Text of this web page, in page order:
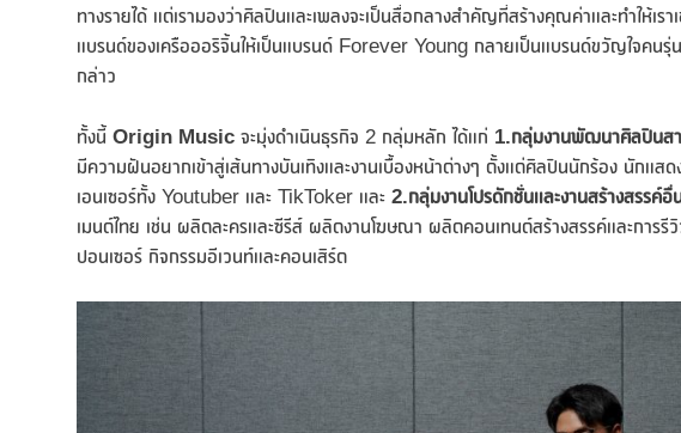
ทางรายได้ แต่เรามองว่าศิลปินและเพลงจะเป็นสื่อกลางสำคัญที่สร้างคุณค่าและทำให้
แบรนด์ของเครือออริจิ้นให้เป็นแบรนด์ Forever Young กลายเป็นแบรนด์ขวัญใจคนรุ่
กล่าว
ทั้งนี้ Origin Music จะมุ่งดำเนินธุรกิจ 2 กลุ่มหลัก ได้แก่ 1.กลุ่มงานพัฒนาศิลปินสา
มีความฝันอยากเข้าสู่เส้นทางบันเทิงและงานเบื้องหน้าต่างๆ ตั้งแต่ศิลปินนักร้อง นั
เอนเซอร์ทั้ง Youtuber และ TikToker และ 2.กลุ่มงานโปรดักชั่นและงานสร้างสรรค์อื่
เมนต์ไทย เช่น ผลิตละครและซีรีส์ ผลิตงานโฆษณา ผลิตคอนเทนต์สร้างสรรค์และกา
ปอนเซอร์ กิจกรรมอีเวนท์และคอนเสิร์ต